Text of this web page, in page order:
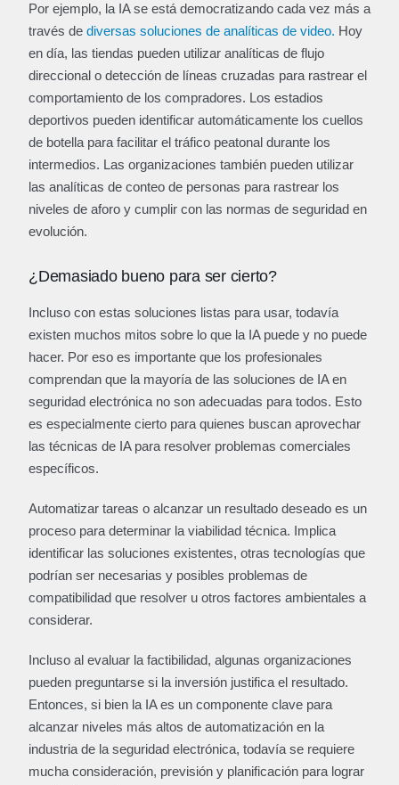
Por ejemplo, la IA se está democratizando cada vez más a
través de diversas soluciones de analíticas de video. Hoy
en día, las tiendas pueden utilizar analíticas de flujo
direccional o detección de líneas cruzadas para rastrear el
comportamiento de los compradores. Los estadios
deportivos pueden identificar automáticamente los cuellos
de botella para facilitar el tráfico peatonal durante los
intermedios. Las organizaciones también pueden utilizar
las analíticas de conteo de personas para rastrear los
niveles de aforo y cumplir con las normas de seguridad en
evolución.
¿Demasiado bueno para ser cierto?
Incluso con estas soluciones listas para usar, todavía
existen muchos mitos sobre lo que la IA puede y no puede
hacer. Por eso es importante que los profesionales
comprendan que la mayoría de las soluciones de IA en
seguridad electrónica no son adecuadas para todos. Esto
es especialmente cierto para quienes buscan aprovechar
las técnicas de IA para resolver problemas comerciales
específicos.
Automatizar tareas o alcanzar un resultado deseado es un
proceso para determinar la viabilidad técnica. Implica
identificar las soluciones existentes, otras tecnologías que
podrían ser necesarias y posibles problemas de
compatibilidad que resolver u otros factores ambientales a
considerar.
Incluso al evaluar la factibilidad, algunas organizaciones
pueden preguntarse si la inversión justifica el resultado.
Entonces, si bien la IA es un componente clave para
alcanzar niveles más altos de automatización en la
industria de la seguridad electrónica, todavía se requiere
mucha consideración, previsión y planificación para lograr